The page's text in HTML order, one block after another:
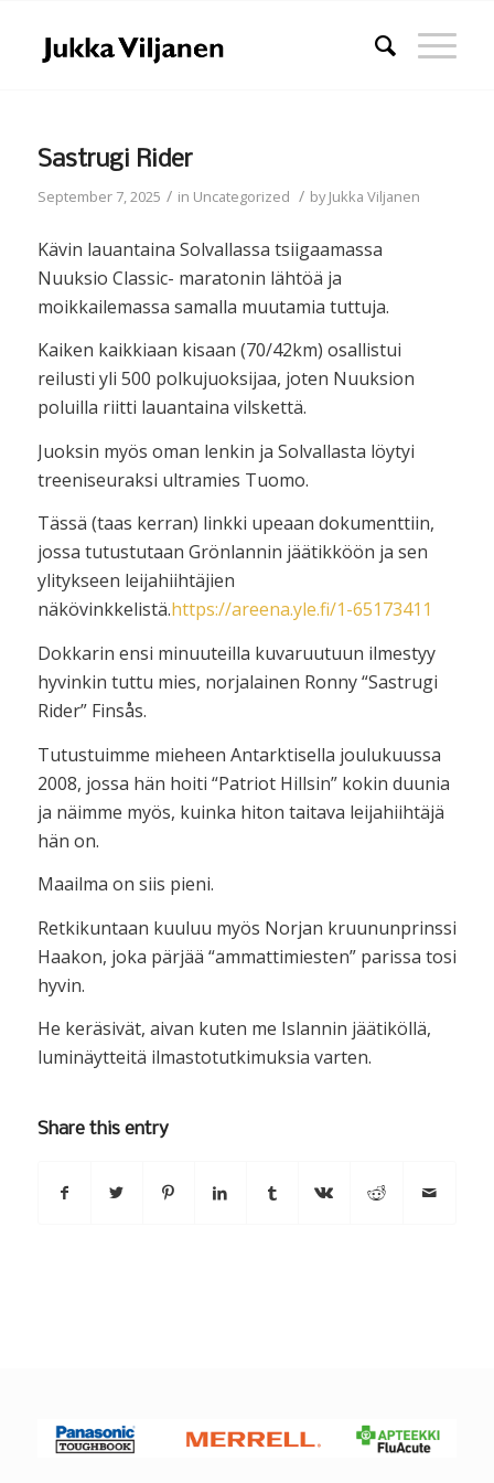
Sastrugi Rider
September 7, 2025 / in Uncategorized / byJukka Viljanen
Kävin lauantaina Solvallassa tsiigaamassa
Nuuksio Classic- maratonin lähtöä ja
moikkailemassa samalla muutamia tuttuja.
Kaiken kaikkiaan kisaan (70/42km) osallistui
reilusti yli 500 polkujuoksijaa, joten Nuuksion
poluilla riitti lauantaina vilskettä.
Juoksin myös oman lenkin ja Solvallasta löytyi
treeniseuraksi ultramies Tuomo.
Tässä (taas kerran) linkki upeaan dokumenttiin,
jossa tutustutaan Grönlannin jäätikköön ja sen
ylitykseen leijahiihtäjien
näkövinkkelistä.https://areena.yle.fi/1-65173411
Dokkarin ensi minuuteilla kuvaruutuun ilmestyy
hyvinkin tuttu mies, norjalainen Ronny “Sastrugi
Rider” Finsås.
Tutustuimme mieheen Antarktisella joulukuussa
2008, jossa hän hoiti “Patriot Hillsin” kokin duunia
ja näimme myös, kuinka hiton taitava leijahiihtäjä
hän on.
Maailma on siis pieni.
Retkikuntaan kuuluu myös Norjan kruununprinssi
Haakon, joka pärjää “ammattimiesten” parissa tosi
hyvin.
He keräsivät, aivan kuten me Islannin jäätiköllä,
luminäytteitä ilmastotutkimuksia varten.
Share this entry